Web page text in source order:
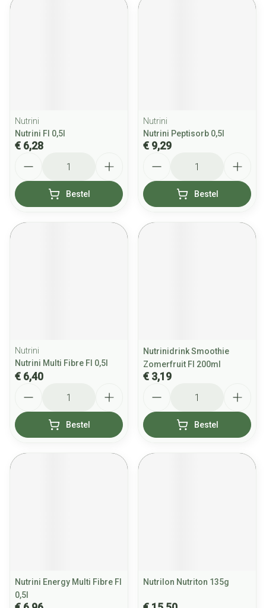
Nutrini
Nutrini Fl 0,5l
€ 6,28
Bestel
Nutrini
Nutrini Peptisorb 0,5l
€ 9,29
Bestel
Nutrini
Nutrini Multi Fibre Fl 0,5l
€ 6,40
Bestel
Nutrinidrink Smoothie
Zomerfruit Fl 200ml
€ 3,19
Bestel
Nutrini Energy Multi Fibre Fl
0,5l
Nutrilon Nutriton 135g